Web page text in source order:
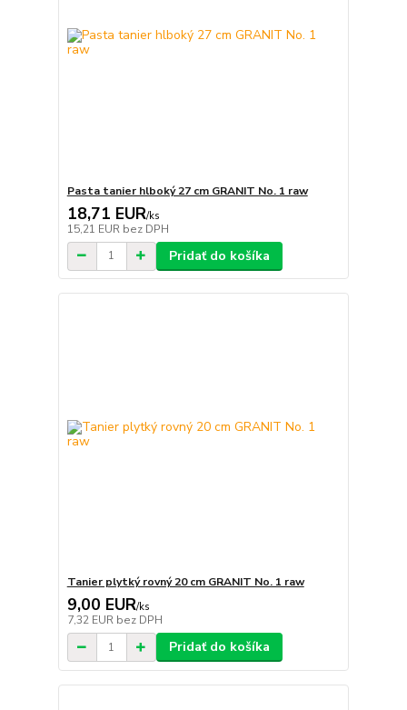
Pasta tanier hlboký 27 cm GRANIT No. 1 raw
18,71 EUR/ks
15,21 EUR bez DPH
Pridať do košíka
Tanier plytký rovný 20 cm GRANIT No. 1 raw
9,00 EUR/ks
7,32 EUR bez DPH
Pridať do košíka